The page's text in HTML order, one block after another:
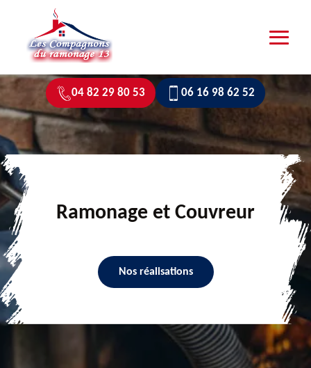
04 82 29 80 53 06 16 98 62 52
Ramonage et Couvreur
Nos réalisations